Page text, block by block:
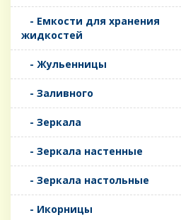
- Емкости для хранения
жидкостей
- Жульенницы
- Заливного
- Зеркала
- Зеркала настенные
- Зеркала настольные
- Икорницы